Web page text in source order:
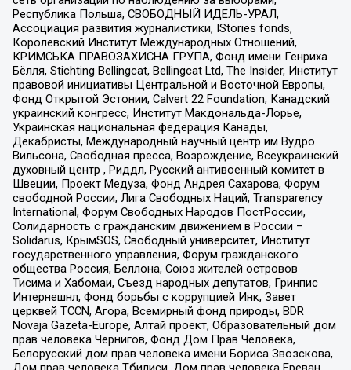
Республика Польша, СВОБОДНЫЙ ИДЕЛЬ-УРАЛ,
Ассоциация развития журналистики, IStories fonds,
Королевский Институт Международных Отношений,
КРИМСЬКА ПРАВОЗАХИСНА ГРУПА, Фонд имени Генриха
Бёлля, Stichting Bellingcat, Bellingcat Ltd, The Insider, Институт
правовой инициативы Центральной и Восточной Европы,
Фонд Открытой Эстонии, Calvert 22 Foundation, Канадский
украинский конгресс, Институт Макдональда-Лорье,
Украинская национальная федерация Канады,
Декабристы, Международный научный центр им Вудро
Вильсона, Свободная пресса, Возрождение, Всеукраинский
духовный центр , Риддл, Русский антивоенный комитет в
Швеции, Проект Медуза, Фонд Андрея Сахарова, Форум
свободной России, Лига Свободных Наций, Transparеncy
International, Форум Свободных Народов ПостРоссии,
Солидарность с гражданским движением в России –
Solidarus, КрымSOS, Свободный университет, Институт
государственного управления, Форум гражданского
общества Россия, Беллона, Союз жителей островов
Тисима и Хабомаи, Съезд народных депутатов, Гринпис
Интернешнл, Фонд борьбы с коррупцией Инк, Завет
церквей TCCN, Агора, Всемирный фонд природы, BDR
Novaja Gazeta-Europe, Алтай проект, Образовательный дом
прав человека Чернигов, Фонд Дом Прав Человека,
Белорусский дом прав человека имени Бориса Звозскова,